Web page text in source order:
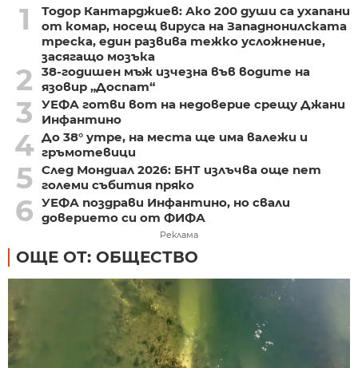
1
Тодор Кантарджиев: Ако 200 души са ухапани
от комар, носещ вируса на Западнонилската
треска, един развива тежко усложнение,
засягащо мозъка
2
38-годишен мъж изчезна във водите на
язовир „Доспат“
3
УЕФА готви вот на недоверие срещу Джани
Инфантино
4 До 38° утре, на места ще има валежи и
гръмотевици
5 След Мондиал 2026: БНТ излъчва още пет
големи събития пряко
6 УЕФА поздрави Инфантино, но свали
доверието си от ФИФА
Реклама
ОЩЕ ОТ: ОБЩЕСТВО